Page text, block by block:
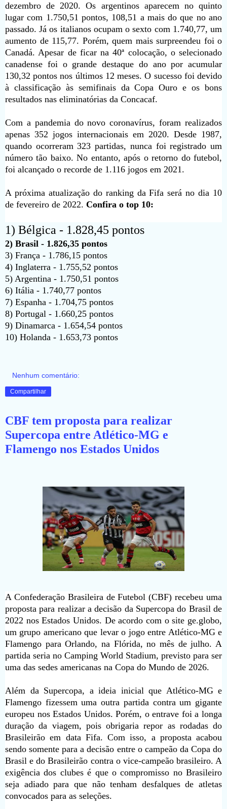
dezembro de 2020. Os argentinos aparecem no quinto
lugar com 1.750,51 pontos, 108,51 a mais do que no ano
passado. Já os italianos ocupam o sexto com 1.740,77, um
aumento de 115,77. Porém, quem mais surpreendeu foi o
Canadá. Apesar de ficar na 40ª colocação, o selecionado
canadense foi o grande destaque do ano por acumular
130,32 pontos nos últimos 12 meses. O sucesso foi devido
à classificação às semifinais da Copa Ouro e os bons
resultados nas eliminatórias da Concacaf.
Com a pandemia do novo coronavírus, foram realizados
apenas 352 jogos internacionais em 2020. Desde 1987,
quando ocorreram 323 partidas, nunca foi registrado um
número tão baixo. No entanto, após o retorno do futebol,
foi alcançado o recorde de 1.116 jogos em 2021.
A próxima atualização do ranking da Fifa será no dia 10
de fevereiro de 2022. Confira o top 10:
1) Bélgica - 1.828,45 pontos
2) Brasil - 1.826,35 pontos
3) França - 1.786,15 pontos
4) Inglaterra - 1.755,52 pontos
5) Argentina - 1.750,51 pontos
6) Itália - 1.740,77 pontos
7) Espanha - 1.704,75 pontos
8) Portugal - 1.660,25 pontos
9) Dinamarca - 1.654,54 pontos
10) Holanda - 1.653,73 pontos
Nenhum comentário:
Compartilhar
CBF tem proposta para realizar
Supercopa entre Atlético-MG e
Flamengo nos Estados Unidos
A Confederação Brasileira de Futebol (CBF) recebeu uma
proposta para realizar a decisão da Supercopa do Brasil de
2022 nos Estados Unidos. De acordo com o site ge.globo,
um grupo americano que levar o jogo entre Atlético-MG e
Flamengo para Orlando, na Flórida, no mês de julho. A
partida seria no Camping World Stadium, previsto para ser
uma das sedes americanas na Copa do Mundo de 2026.
Além da Supercopa, a ideia inicial que Atlético-MG e
Flamengo fizessem uma outra partida contra um gigante
europeu nos Estados Unidos. Porém, o entrave foi a longa
duração da viagem, pois obrigaria repor as rodadas do
Brasileirão em data Fifa. Com isso, a proposta acabou
sendo somente para a decisão entre o campeão da Copa do
Brasil e do Brasileirão contra o vice-campeão brasileiro. A
exigência dos clubes é que o compromisso no Brasileiro
seja adiado para que não tenham desfalques de atletas
convocados para as seleções.